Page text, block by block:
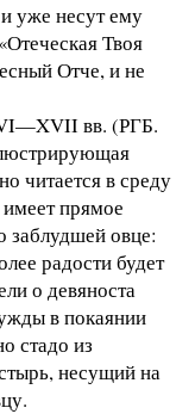
уже несут ему
Твоя
Отче, и не
вв. (РГБ.
читается в среду
прямое
заблудшей овце:
радости будет
о девяноста
в покаянии
стадо из
несущий на